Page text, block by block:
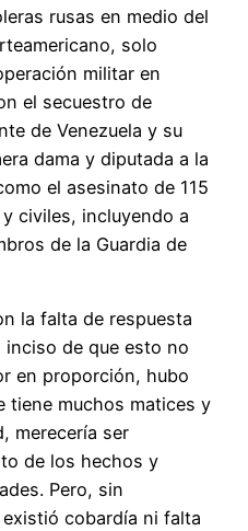
rusas en medio del
solo
militar en
el secuestro de
de Venezuela y su
dama y diputada a la
el asesinato de 115
civiles, incluyendo a
de la Guardia de
la falta de respuesta
inciso de que esto no
en proporción, hubo
tiene muchos matices y
merecería ser
de los hechos y
Pero, sin
cobardía ni falta